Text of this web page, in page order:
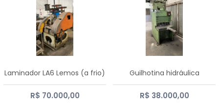
Laminador LA6 Lemos (a frio)
R$ 70.000,00
Guilhotina hidráulica
R$ 38.000,00